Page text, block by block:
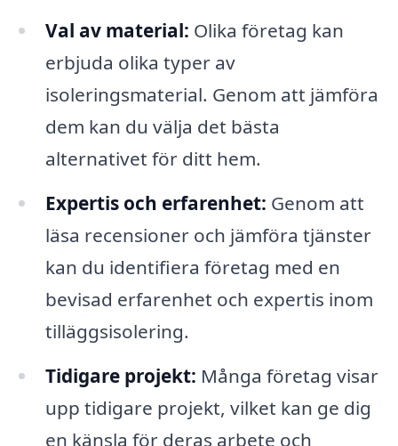
Val av material: Olika företag kan
erbjuda olika typer av
isoleringsmaterial. Genom att jämföra
dem kan du välja det bästa
alternativet för ditt hem.
Expertis och erfarenhet: Genom att
läsa recensioner och jämföra tjänster
kan du identifiera företag med en
bevisad erfarenhet och expertis inom
tilläggsisolering.
Tidigare projekt: Många företag visar
upp tidigare projekt, vilket kan ge dig
en känsla för deras arbete och